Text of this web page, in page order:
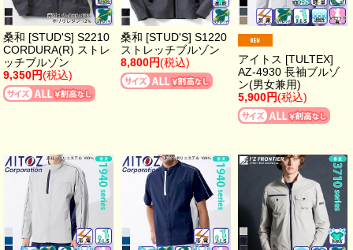
桑和 [STUD'S] S2210
CORDURA(R) ストレ
ッチブルゾン
9,350円(税込)
桑和 [STUD'S] S1220
ストレッチブルゾン
8,800円(税込)
アイトス [TULTEX]
AZ-4930 長袖ブルゾ
ン(男女兼用)
5,900円(税込)